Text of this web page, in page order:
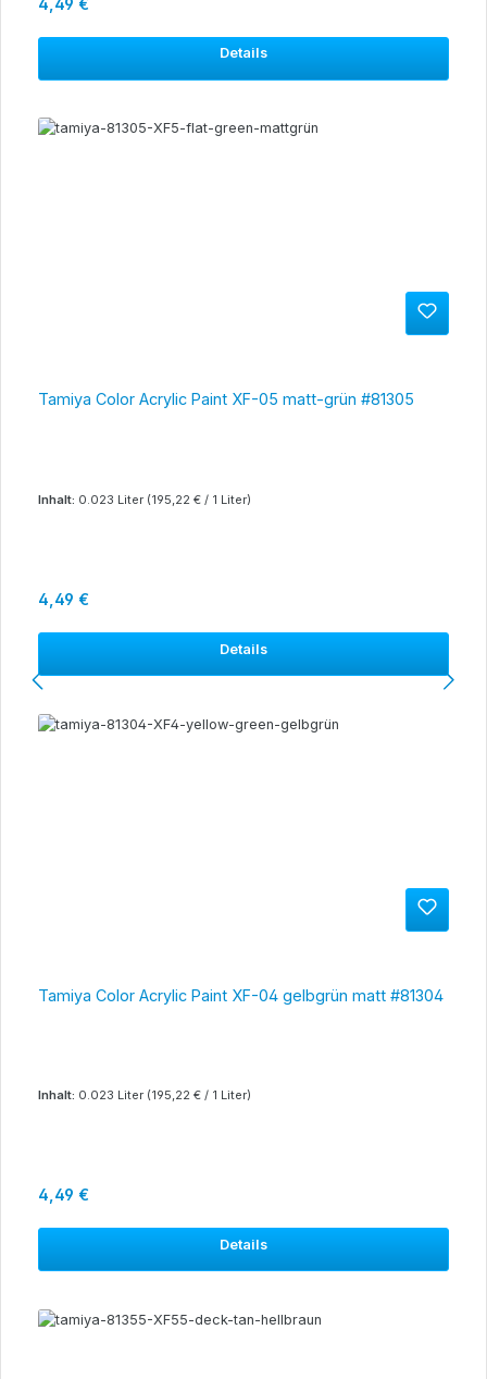
Details
Tamiya Color Acrylic Paint XF-05 matt-grün #81305
Inhalt: 0.023 Liter (195,22 € / 1 Liter)
Regulärer Preis:
4,49 €
Details
Tamiya Color Acrylic Paint XF-04 gelbgrün matt #81304
Inhalt: 0.023 Liter (195,22 € / 1 Liter)
Regulärer Preis:
4,49 €
Details